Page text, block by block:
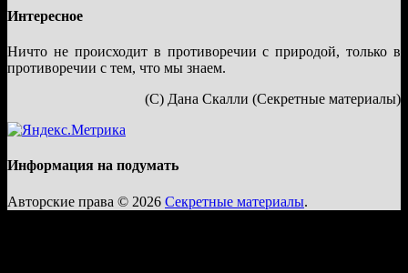
Интересное
Ничто не происходит в противоречии с природой, только в
противоречии с тем, что мы знаем.
(С) Дана Скалли (Секретные материалы)
Информация на подумать
Авторские права © 2026 Секретные материалы.